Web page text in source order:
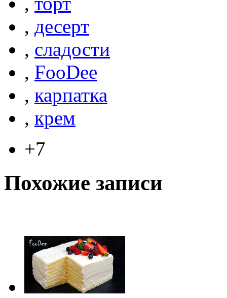
, десерт
, сладости
, FooDee
, карпатка
, крем
+7
Похожие записи